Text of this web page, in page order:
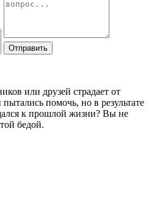
Отправить
или друзей страдает от
помочь, но в результате
к прошлой жизни? Вы не
бедой.